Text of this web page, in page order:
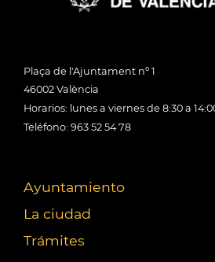
Plaça de l'Ajuntament nº 1
46002 València
Horarios: lunes a viernes de 8:30 a
Teléfono: 963 52 54 78
Ayuntamiento
La ciudad
Trámites